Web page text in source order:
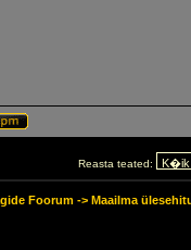
Reasta teated:
Foorum -> Maailma